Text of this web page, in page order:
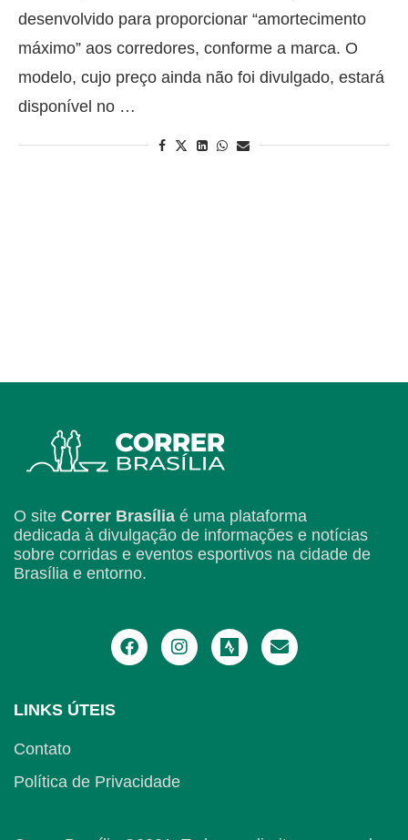
desenvolvido para proporcionar “amortecimento
máximo” aos corredores, conforme a marca. O
modelo, cujo preço ainda não foi divulgado, estará
disponível no …
O site Correr Brasília é uma plataforma
dedicada à divulgação de informações e notícias
sobre corridas e eventos esportivos na cidade de
Brasília e entorno.
LINKS ÚTEIS
Contato
Política de Privacidade